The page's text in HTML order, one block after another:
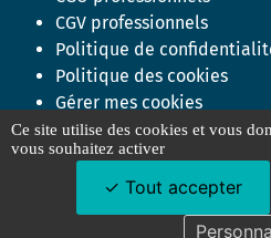
CGV professionnels
Politique de
Politique des cookies
Gérer mes cookies
©mabonnepiece.fr 2023 –
Tudo Bem
Ce site utilise des cookies et vous
vous souhaitez activer
Tout accepter